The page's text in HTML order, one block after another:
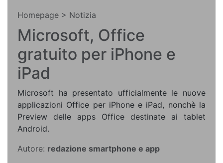
Homepage > Notizia
Microsoft, Office
gratuito per iPhone e
iPad
Microsoft ha presentato ufficialmente le nuove
applicazioni Office per iPhone e iPad, nonchè la
Preview delle apps Office destinate ai tablet
Android.
Autore: redazione smartphone e app